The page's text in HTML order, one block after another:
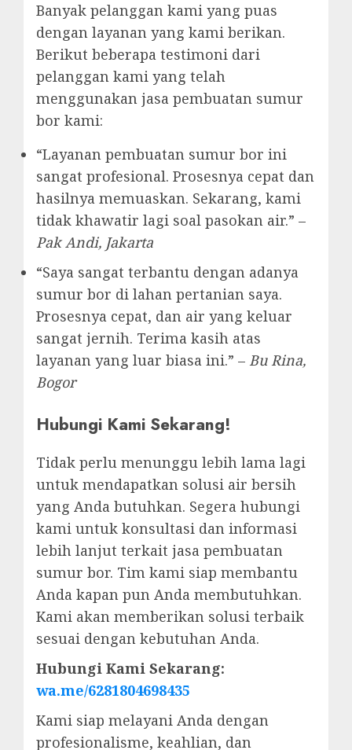
Banyak pelanggan kami yang puas
dengan layanan yang kami berikan.
Berikut beberapa testimoni dari
pelanggan kami yang telah
menggunakan jasa pembuatan sumur
bor kami:
“Layanan pembuatan sumur bor ini
sangat profesional. Prosesnya cepat dan
hasilnya memuaskan. Sekarang, kami
tidak khawatir lagi soal pasokan air.” –
Pak Andi, Jakarta
“Saya sangat terbantu dengan adanya
sumur bor di lahan pertanian saya.
Prosesnya cepat, dan air yang keluar
sangat jernih. Terima kasih atas
layanan yang luar biasa ini.” – Bu Rina,
Bogor
Hubungi Kami Sekarang!
Tidak perlu menunggu lebih lama lagi
untuk mendapatkan solusi air bersih
yang Anda butuhkan. Segera hubungi
kami untuk konsultasi dan informasi
lebih lanjut terkait jasa pembuatan
sumur bor. Tim kami siap membantu
Anda kapan pun Anda membutuhkan.
Kami akan memberikan solusi terbaik
sesuai dengan kebutuhan Anda.
Hubungi Kami Sekarang:
wa.me/6281804698435
Kami siap melayani Anda dengan
profesionalisme, keahlian, dan